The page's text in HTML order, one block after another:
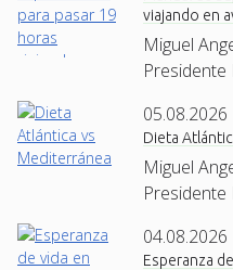
viajando en
Miguel
Presidente
05.08.2026
Dieta
Miguel
Presidente
04.08.2026
Esperanza